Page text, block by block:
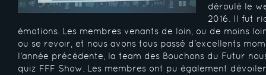
déroulé le
2016. Il fut
émotions. Les membres venants de loin, ou de moins
ou se revoir, et nous avons tous passé d'excellents
l'année précédente, la team des Bouchons du Futur
quiz FFF Show. Les membres ont pu également